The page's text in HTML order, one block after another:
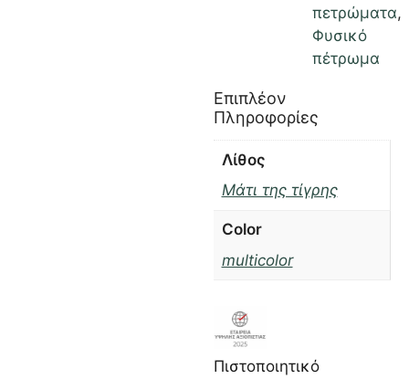
πετρώματα,
Φυσικό
πέτρωμα
Επιπλέον
Πληροφορίες
Λίθος
Μάτι της τίγρης
Color
multicolor
Πιστοποιητικό